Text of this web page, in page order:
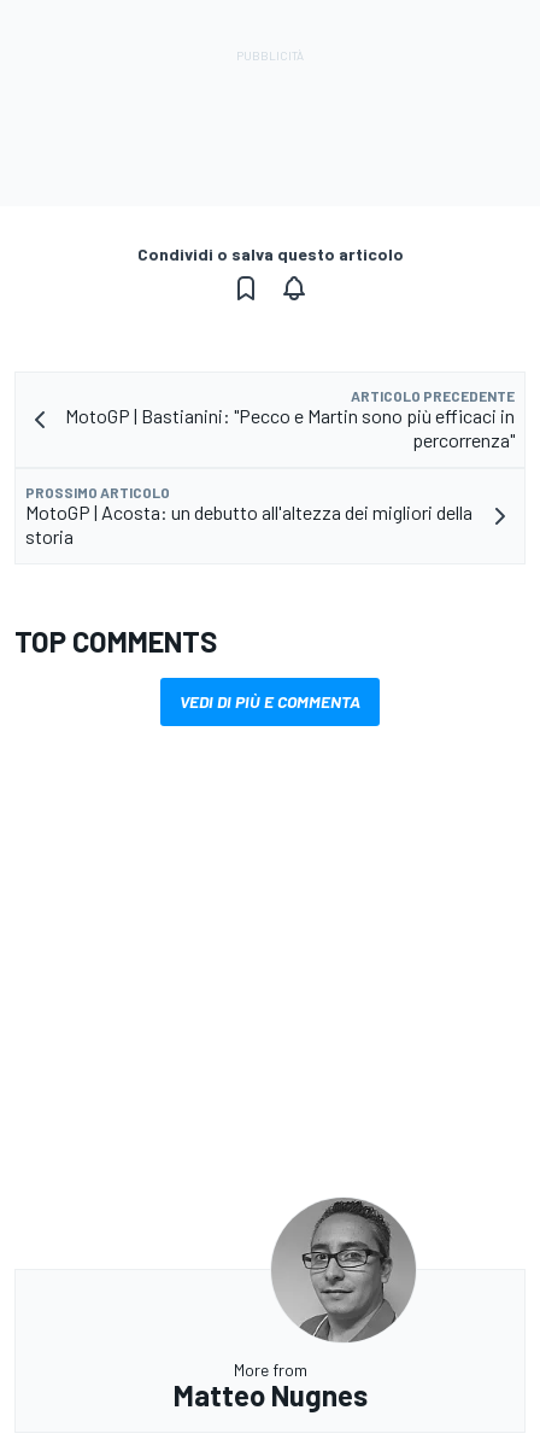
Condividi o salva questo articolo
ARTICOLO PRECEDENTE
MotoGP | Bastianini: "Pecco e Martin sono più efficaci in
percorrenza"
PROSSIMO ARTICOLO
MotoGP | Acosta: un debutto all'altezza dei migliori della
storia
TOP COMMENTS
VEDI DI PIÙ E COMMENTA
More from
Matteo Nugnes